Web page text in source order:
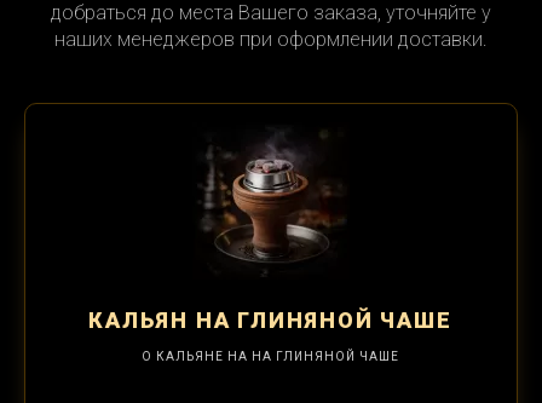
добраться до места Вашего заказа, уточняйте у
наших менеджеров при оформлении доставки.
КАЛЬЯН НА ГЛИНЯНОЙ ЧАШЕ
О КАЛЬЯНЕ НА НА ГЛИНЯНОЙ ЧАШЕ